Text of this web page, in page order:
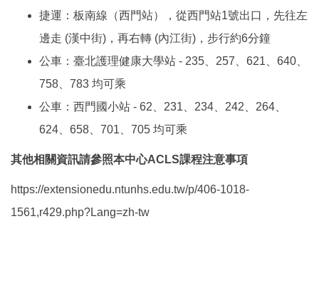
捷運：板南線（西門站），從西門站1號出口，先往左
邊走 (漢中街)，再右轉 (內江街)，步行約6分鐘
公車：臺北護理健康大學站 - 235、257、621、640、
758、783 均可乘
公車：西門國小站 - 62、231、234、242、264、
624、658、701、705 均可乘
其他相關資訊請參照本中心ACLS課程注意事項
https://extensionedu.ntunhs.edu.tw/p/406-1018-
1561,r429.php?Lang=zh-tw